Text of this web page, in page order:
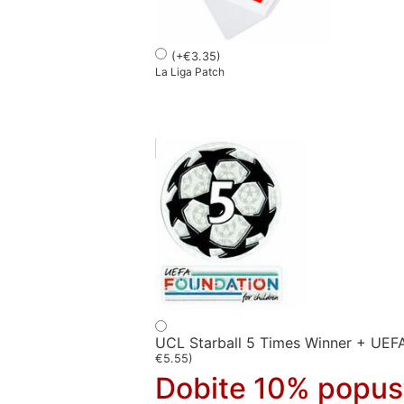
(+€3.35)
La Liga Patch
UCL Starball 5 Times Winner +
€5.55)
Dobite 10%